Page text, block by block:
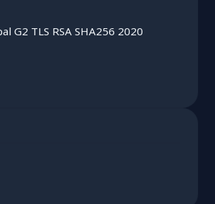
G2 TLS RSA SHA256 2020